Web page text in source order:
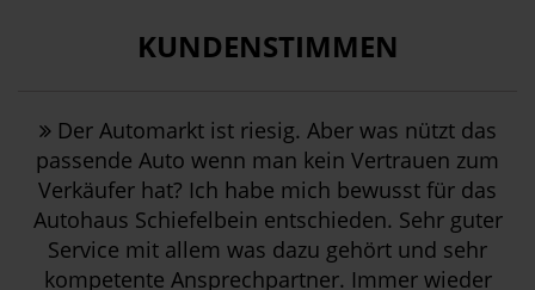
KUNDENSTIMMEN
Der Automarkt ist riesig. Aber was nützt das
passende Auto wenn man kein Vertrauen zum
Verkäufer hat? Ich habe mich bewusst für das
Autohaus Schiefelbein entschieden. Sehr guter
Service mit allem was dazu gehört und sehr
kompetente Ansprechpartner. Immer wieder